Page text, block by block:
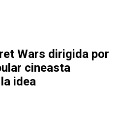
Wars dirigida por
cineasta
idea